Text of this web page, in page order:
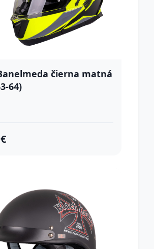
čierna matná
64)